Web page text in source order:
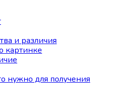
и различия
картинке
нужно для получения